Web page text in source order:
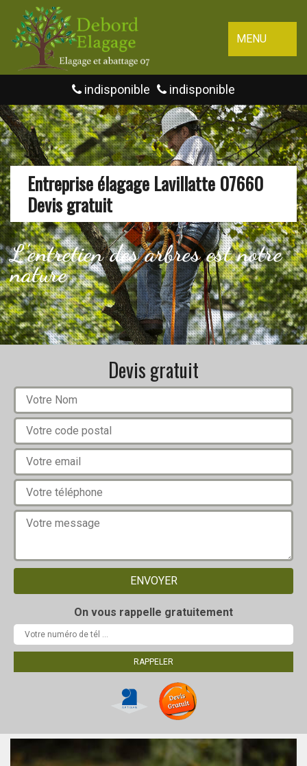
MENU
indisponible indisponible
Entreprise élagage Lavillatte 07660
Devis gratuit
L'entretien des arbres est notre
nature
Devis gratuit
On vous rappelle gratuitement